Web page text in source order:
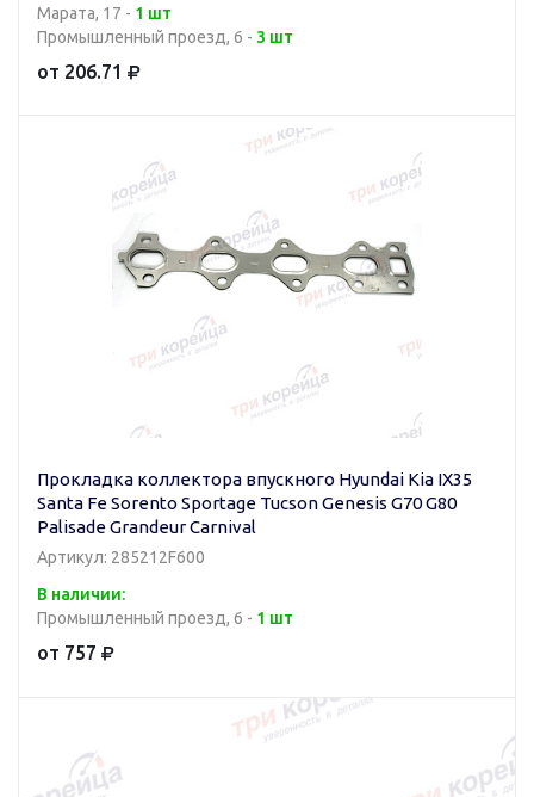
Марата, 17 - 1 шт
Промышленный проезд, 6 - 3 шт
от 206.71
Прокладка коллектора впускного Hyundai Kia IX35
Santa Fe Sorento Sportage Tucson Genesis G70 G80
Palisade Grandeur Carnival
Артикул: 285212F600
В наличии:
Промышленный проезд, 6 - 1 шт
от 757